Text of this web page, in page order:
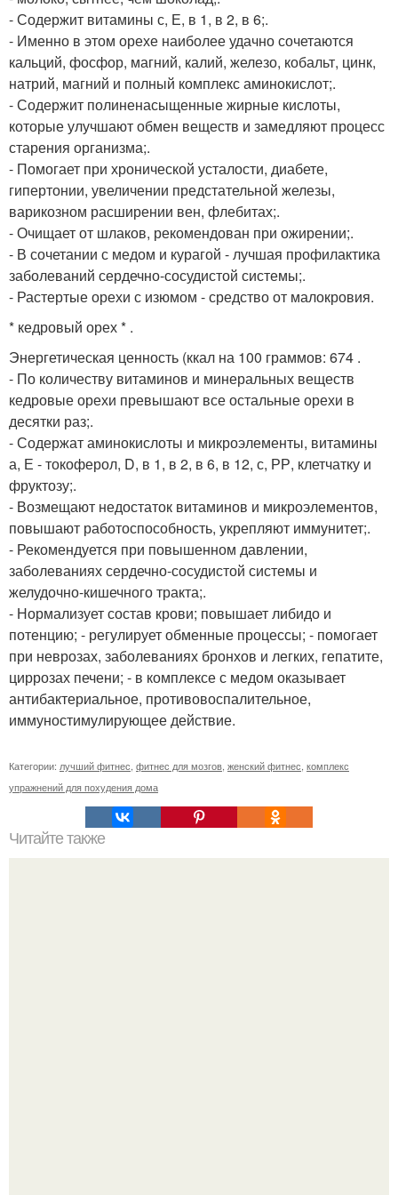
- Содержит витамины с, Е, в 1, в 2, в 6;.
- Именно в этом орехе наиболее удачно сочетаются
кальций, фосфор, магний, калий, железо, кобальт, цинк,
натрий, магний и полный комплекс аминокислот;.
- Содержит полиненасыщенные жирные кислоты,
которые улучшают обмен веществ и замедляют процесс
старения организма;.
- Помогает при хронической усталости, диабете,
гипертонии, увеличении предстательной железы,
варикозном расширении вен, флебитах;.
- Очищает от шлаков, рекомендован при ожирении;.
- В сочетании с медом и курагой - лучшая профилактика
заболеваний сердечно-сосудистой системы;.
- Растертые орехи с изюмом - средство от малокровия.
* кедровый орех * .
Энергетическая ценность (ккал на 100 граммов: 674 .
- По количеству витаминов и минеральных веществ
кедровые орехи превышают все остальные орехи в
десятки раз;.
- Содержат аминокислоты и микроэлементы, витамины
а, Е - токоферол, D, в 1, в 2, в 6, в 12, с, РР, клетчатку и
фруктозу;.
- Возмещают недостаток витаминов и микроэлементов,
повышают работоспособность, укрепляют иммунитет;.
- Рекомендуется при повышенном давлении,
заболеваниях сердечно-сосудистой системы и
желудочно-кишечного тракта;.
- Нормализует состав крови; повышает либидо и
потенцию; - регулирует обменные процессы; - помогает
при неврозах, заболеваниях бронхов и легких, гепатите,
циррозах печени; - в комплексе с медом оказывает
антибактериальное, противовоспалительное,
иммуностимулирующее действие.
Категории: лучший фитнес, фитнес для мозгов, женский фитнес, комплекс
упражнений для похудения дома
Читайте также